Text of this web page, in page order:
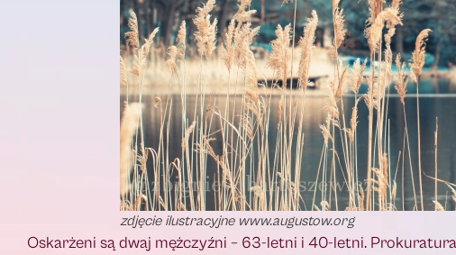
zdjęcie ilustracyjne www.augustow.org
Oskarżeni są dwaj mężczyźni – 63-letni i 40-letni.